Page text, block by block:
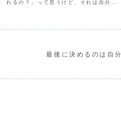
れるの？」って思うけど、それは自分の
したいのよ～」ってことは...
最後に決めるのは自分